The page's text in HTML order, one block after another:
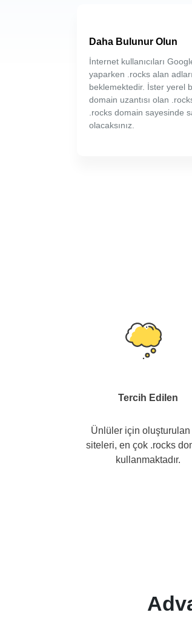
Daha Bulunur Olun
İnternet kullanıcıları
yaparken .rocks alan
beklemektedir. İster yerel
domain uzantısı olan
.rocks domain sayesinde
olacaksınız.
Tercih Edilen
Ünlüler için oluşturulan
siteleri, en çok .rocks
kullanmaktadır.